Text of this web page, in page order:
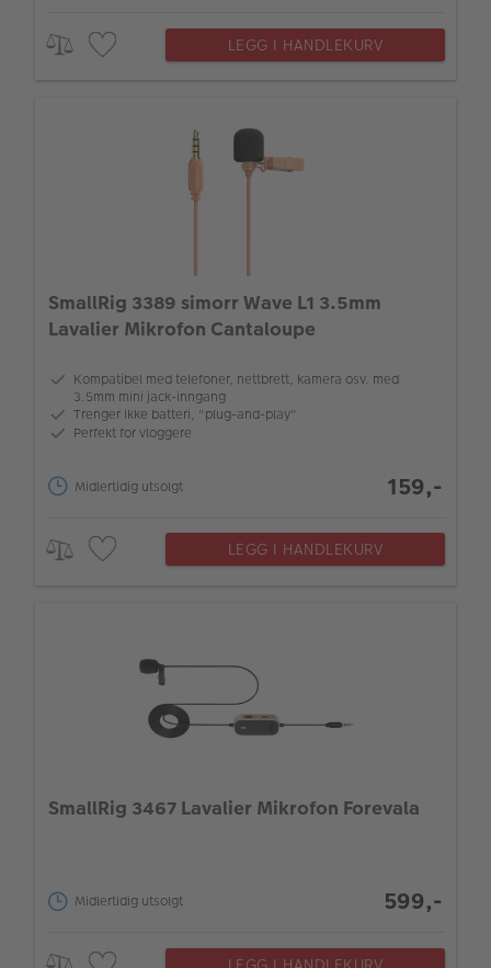
LEGG I HANDLEKURV
SmallRig 3389 simorr Wave L1 3.5mm
Lavalier Mikrofon Cantaloupe
Kompatibel med telefoner, nettbrett, kamera osv. med
3.5mm mini jack-inngang
Trenger ikke batteri, "plug-and-play"
Perfekt for vloggere
Midlertidig utsolgt 159,-
LEGG I HANDLEKURV
SmallRig 3467 Lavalier Mikrofon Forevala
Midlertidig utsolgt 599,-